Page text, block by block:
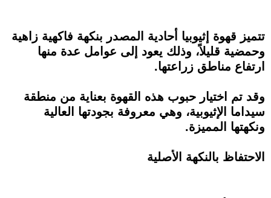
تتميز قهوة إثيوبيا أحادية المصدر بنكهة فاكهية زاهية
وحمضية قليلاً، وذلك يعود إلى عوامل عدة منها
ارتفاع مناطق زراعتها.
وقد تم اختيار حبوب هذه القهوة بعناية من منطقة
سيداما الإثيوبية، وهي معروفة بجودتها العالية
ونكهتها المميزة.
الاحتفاظ بالنكهة الأصلية